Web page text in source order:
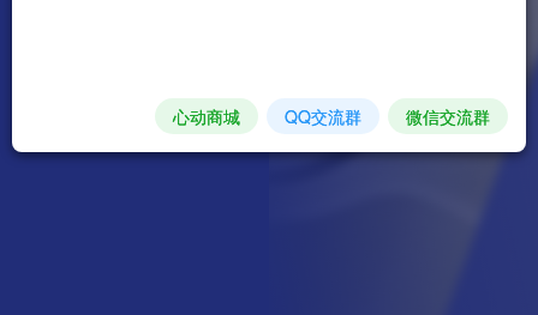
心动商城 QQ交流群 微信交流群